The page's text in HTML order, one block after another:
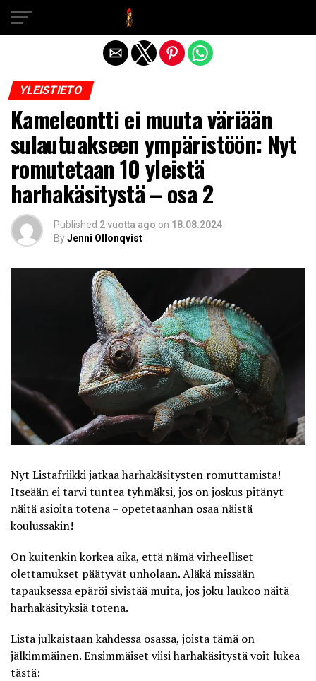
YLEISTIETO
Kameleontti ei muuta väriään
sulautuakseen ympäristöön: Nyt
romutetaan 10 yleistä
harhakäsitystä – osa 2
Published 2 vuotta ago on 18.08.2024
ByJenni Ollonqvist
Nyt Listafriikki jatkaa harhakäsitysten romuttamista!
Itseään ei tarvi tuntea tyhmäksi, jos on joskus pitänyt
näitä asioita totena – opetetaanhan osaa näistä
koulussakin!
On kuitenkin korkea aika, että nämä virheelliset
olettamukset päätyvät unholaan. Äläkä missään
tapauksessa epäröi sivistää muita, jos joku laukoo näitä
harhakäsityksiä totena.
Lista julkaistaan kahdessa osassa, joista tämä on
jälkimmäinen. Ensimmäiset viisi harhakäsitystä voit lukea
tästä:
Exit mobile version